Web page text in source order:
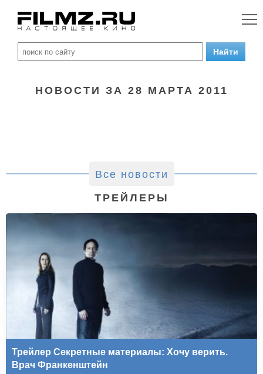
НОВОСТИ ЗА 28 МАРТА 2011
Все новости
ТРЕЙЛЕРЫ
Трейлер Секретные материалы: Хочу верить.
Врач Франкенштейн